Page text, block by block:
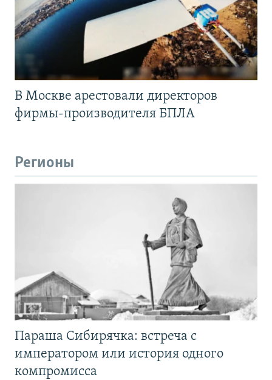
В Москве арестовали директоров
фирмы-производителя БПЛА
Регионы
Параша Сибирячка: встреча с
императором или история одного
компромисса